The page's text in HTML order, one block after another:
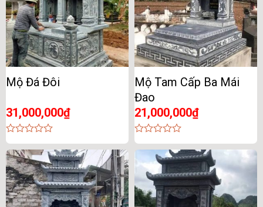
Mộ Đá Đôi
31,000,000₫
0
out
of
5
Mộ Tam Cấp Ba Mái
Đao
21,000,000₫
0
out
of